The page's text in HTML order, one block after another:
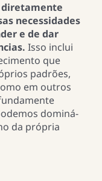
diretamente
necessidades
e de dar
Isso inclui
que
padrões,
em outros
dominá-
da própria